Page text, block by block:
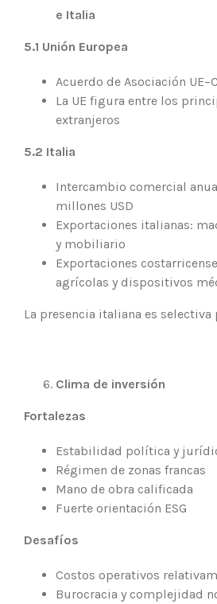
e Italia
5.1 Unión Europea
Acuerdo de Asociación
La UE figura entre los
extranjeros
5.2 Italia
Intercambio comercial
millones USD
Exportaciones italianas:
y mobiliario
Exportaciones
agrícolas y dispositivos
La presencia italiana es selectiva
Clima de inversión
Fortalezas
Estabilidad política y
Régimen de zonas francas
Mano de obra calificada
Fuerte orientación ESG
Desafíos
Costos operativos
Burocracia y complejidad